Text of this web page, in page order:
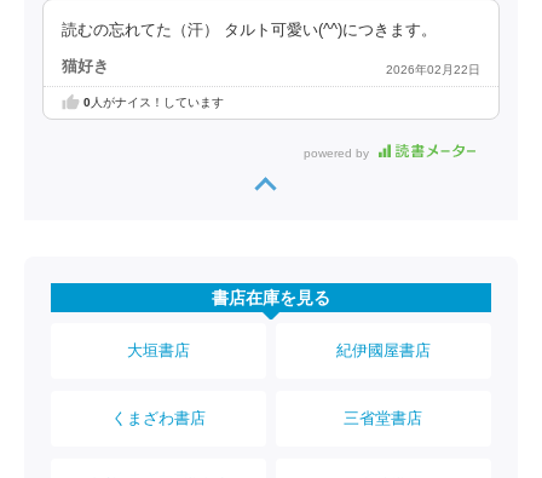
読むの忘れてた（汗） タルト可愛い(^^)につきます。
猫好き 2026年02月22日
0人がナイス！しています
powered by
書店在庫を見る
大垣書店 紀伊國屋書店
くまざわ書店 三省堂書店